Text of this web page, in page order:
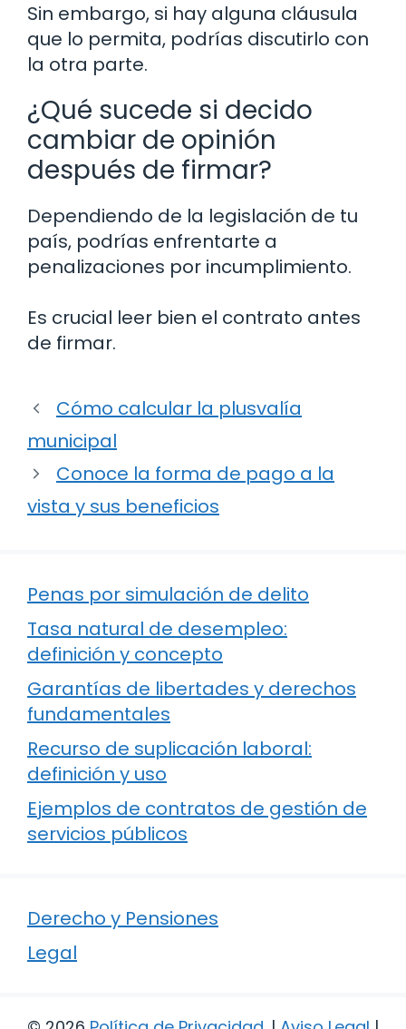
Sin embargo, si hay alguna cláusula
que lo permita, podrías discutirlo con
la otra parte.
¿Qué sucede si decido
cambiar de opinión
después de firmar?
Dependiendo de la legislación de tu
país, podrías enfrentarte a
penalizaciones por incumplimiento.
Es crucial leer bien el contrato antes
de firmar.
Cómo calcular la plusvalía
municipal
Conoce la forma de pago a la
vista y sus beneficios
Penas por simulación de delito
Tasa natural de desempleo:
definición y concepto
Garantías de libertades y derechos
fundamentales
Recurso de suplicación laboral:
definición y uso
Ejemplos de contratos de gestión de
servicios públicos
Derecho y Pensiones
Legal